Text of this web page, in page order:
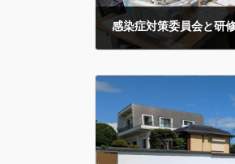
今冬へ向けた「感染症対
かつては冬の「インフル
どへの対策が主流でした
以来はもはや「季節」を問
います… 各事業所 […]